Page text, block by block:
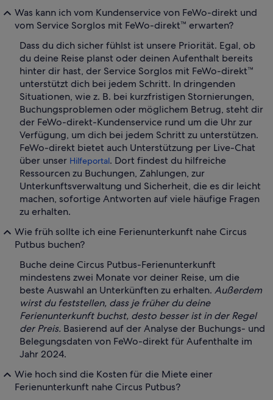
Was kann ich vom Kundenservice von FeWo-direkt und
vom Service Sorglos mit FeWo-direkt™ erwarten?
Dass du dich sicher fühlst ist unsere Priorität. Egal, ob
du deine Reise planst oder deinen Aufenthalt bereits
hinter dir hast, der Service Sorglos mit FeWo-direkt™
unterstützt dich bei jedem Schritt. In dringenden
Situationen, wie z. B. bei kurzfristigen Stornierungen,
Buchungsproblemen oder möglichem Betrug, steht dir
der FeWo-direkt-Kundenservice rund um die Uhr zur
Verfügung, um dich bei jedem Schritt zu unterstützen.
FeWo-direkt bietet auch Unterstützung per Live-Chat
über unser Hilfeportal. Dort findest du hilfreiche
Ressourcen zu Buchungen, Zahlungen, zur
Unterkunftsverwaltung und Sicherheit, die es dir leicht
machen, sofortige Antworten auf viele häufige Fragen
zu erhalten.
Wie früh sollte ich eine Ferienunterkunft nahe Circus
Putbus buchen?
Buche deine Circus Putbus-Ferienunterkunft
mindestens zwei Monate vor deiner Reise, um die
beste Auswahl an Unterkünften zu erhalten. Außerdem
wirst du feststellen, dass je früher du deine
Ferienunterkunft buchst, desto besser ist in der Regel
der Preis. Basierend auf der Analyse der Buchungs- und
Belegungsdaten von FeWo-direkt für Aufenthalte im
Jahr 2024.
Wie hoch sind die Kosten für die Miete einer
Ferienunterkunft nahe Circus Putbus?